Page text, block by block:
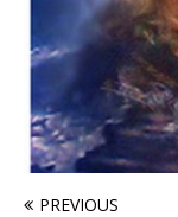
PREVIOUS